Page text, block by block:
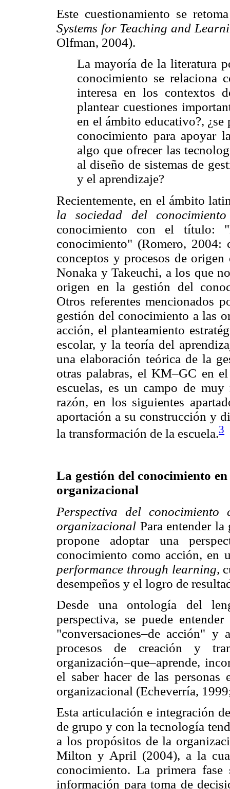
Este cuestionamiento se
Systems for Teaching and
Olfman, 2004).
La mayoría de la literatura
conocimiento se relaciona
interesa en los contextos
plantear cuestiones
en el ámbito educativo?, ¿se
conocimiento para apoyar
algo que ofrecer las
al diseño de sistemas de
y el aprendizaje?
Recientemente, en el ámbito
la sociedad del conocimiento
conocimiento con el título:
conocimiento" (Romero, 2004:
conceptos y procesos de
Nonaka y Takeuchi, a los que
origen en la gestión del
Otros referentes mencionados
gestión del conocimiento a las
acción, el planteamiento
escolar, y la teoría del
una elaboración teórica de la
otras palabras, el KM–GC en
escuelas, es un campo de
razón, en los siguientes
aportación a su construcción y
la transformación de la escuela.3
La gestión del conocimiento
organizacional
Perspectiva del
organizacional Para entender
propone adoptar una
conocimiento como acción, en
performance through learning,
desempeños y el logro de
Desde una ontología del
perspectiva, se puede
"conversaciones–de acción"
procesos de creación y
organización–que–aprende,
el saber hacer de las
organizacional (Echeverría,
Esta articulación e integración
de grupo y con la tecnología
a los propósitos de la
Milton y April (2004), a la
conocimiento. La primera
información para toma de